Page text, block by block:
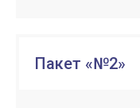
Пакет «№2»